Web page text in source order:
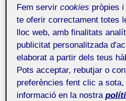
configurat tant el nostre desig
anomenem «realitat...
Brute force
human:
Imagine
AI art era 9
This article revisits How
Fem servircookies pròpies
te oferir correctament totes
lloc web, amb finalitats
publicitat personalitzada
elaborat a partir dels teus
Pots acceptar, rebutjar o
preferències fent clic a
informació en la nostra